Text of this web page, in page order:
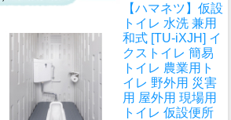
【ハマネツ】仮設
トイレ 水洗 兼用
和式 [TU-iXJH] イ
クストイレ 簡易
トイレ 農業用ト
イレ 野外用 災害
用 屋外用 現場用
トイレ 仮設便所